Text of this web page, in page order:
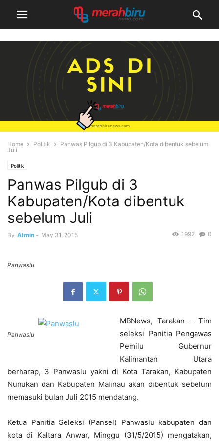
Home Politik
Panwas Pilgub di 3 Kabupaten/Kota dibentuk sebelum
Juli
Politik
Panwas Pilgub di 3
Kabupaten/Kota dibentuk
sebelum Juli
By Atmin - May 31, 2015 0
1992
Panwaslu
Panwaslu
MBNews, Tarakan – Tim
seleksi Panitia Pengawas
Pemilu Gubernur
Kalimantan Utara
berharap, 3 Panwaslu yakni di Kota Tarakan, Kabupaten
Nunukan dan Kabupaten Malinau akan dibentuk sebelum
memasuki bulan Juli 2015 mendatang.
Ketua Panitia Seleksi (Pansel) Panwaslu kabupaten dan
kota di Kaltara Anwar, Minggu (31/5/2015) mengatakan,